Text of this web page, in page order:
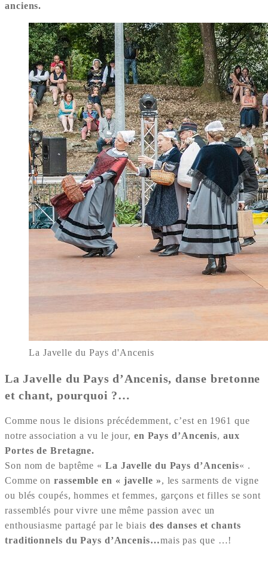
anciens.
La Javelle du Pays d'Ancenis
La Javelle du Pays d’Ancenis, danse bretonne
et chant, pourquoi ?…
Comme nous le disions précédemment, c’est en 1961 que
notre association a vu le jour, en Pays d’Ancenis, aux
Portes de Bretagne.
Son nom de baptême « La Javelle du Pays d’Ancenis« .
Comme onrassemble en « javelle », les sarments de vigne
ou blés coupés, hommes et femmes, garçons et filles se sont
rassemblés pour vivre une même passion avec un
enthousiasme partagé par le biais des danses et chants
traditionnels du Pays d’Ancenis…mais pas que …!